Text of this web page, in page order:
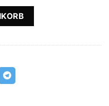
Tee Menge